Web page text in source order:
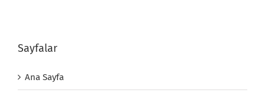
Sayfalar
Ana Sayfa